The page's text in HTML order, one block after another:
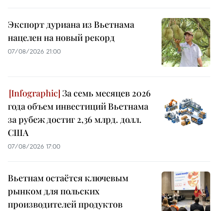
Экспорт дуриана из Вьетнама
нацелен на новый рекорд
07/08/2026 21:00
За семь месяцев 2026
года объем инвестиций Вьетнама
за рубеж достиг 2,36 млрд. долл.
США
07/08/2026 17:00
Вьетнам остаётся ключевым
рынком для польских
производителей продуктов